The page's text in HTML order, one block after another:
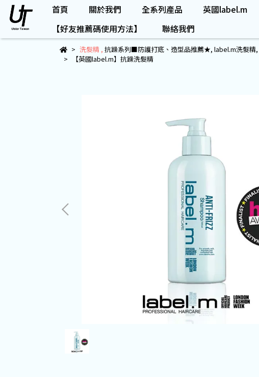
首頁 關於我們 全系列產品 英國label.m
【好友推薦碼使用方法】
聯絡我們
洗髮精 , 抗躁系列■防護打底、造型品推薦★, label.m洗髮精,
【英國label.m】抗躁洗髮精